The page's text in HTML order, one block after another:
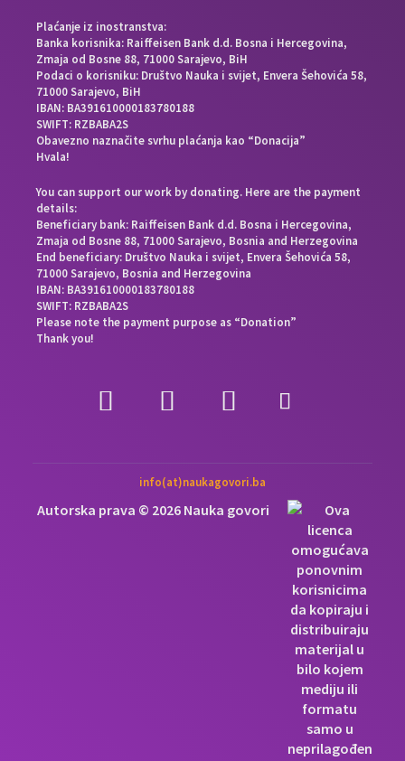
Plaćanje iz inostranstva:
Banka korisnika: Raiffeisen Bank d.d. Bosna i Hercegovina,
Zmaja od Bosne 88, 71000 Sarajevo, BiH
Podaci o korisniku: Društvo Nauka i svijet, Envera Šehovića 58,
71000 Sarajevo, BiH
IBAN: BA391610000183780188
SWIFT: RZBABA2S
Obavezno naznačite svrhu plaćanja kao “Donacija”
Hvala!
You can support our work by donating. Here are the payment
details:
Beneficiary bank: Raiffeisen Bank d.d. Bosna i Hercegovina,
Zmaja od Bosne 88, 71000 Sarajevo, Bosnia and Herzegovina
End beneficiary: Društvo Nauka i svijet, Envera Šehovića 58,
71000 Sarajevo, Bosnia and Herzegovina
IBAN: BA391610000183780188
SWIFT: RZBABA2S
Please note the payment purpose as “Donation”
Thank you!
info(at)naukagovori.ba
Autorska prava © 2026 Nauka govori